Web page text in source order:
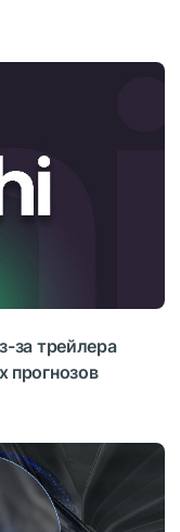
за трейлера
прогнозов